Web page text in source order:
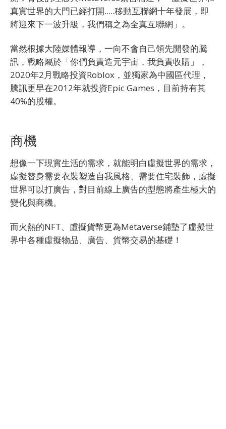
真實世界的大門已經打開.....移動互聯網十年發展，即
將迎來下一波升級，我們稱之為全真互聯網」。
當然根據大陸媒體報導，一向不會自己領先開發的騰
訊，戰略屬於「你們負責造元宇宙，我負責收購」，
2020年2月戰略投資Roblox，並獨家為中國區代理，
騰訊更早在2012年就投資Epic Games，目前持有其
40%的股權。
商機
想像一下現實生活的需求，就能明白虛擬世界的需求，
虛擬替身需要衣裝塑造自我風格、需要住宅裝飾，虛擬
世界可以打廣告，對目前線上廣告的型態將產生極大的
變化與商機。
而火熱的NFT、虛擬貨幣更為Metaverse鋪墊了虛擬世
界中各種虛擬物品、廣告、貨幣交易的基礎！